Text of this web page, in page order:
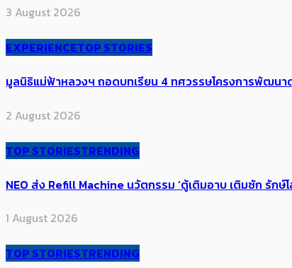
3 August 2026
EXPERIENCETOP STORIES
มูลนิธิแม่ฟ้าหลวงฯ ถอดบทเรียน 4 ทศวรรษโครงการพัฒน
2 August 2026
TOP STORIESTRENDING
NEO ส่ง Refill Machine นวัตกรรม ‘ตู้เติมอาบ เติมซัก รัก
1 August 2026
TOP STORIESTRENDING